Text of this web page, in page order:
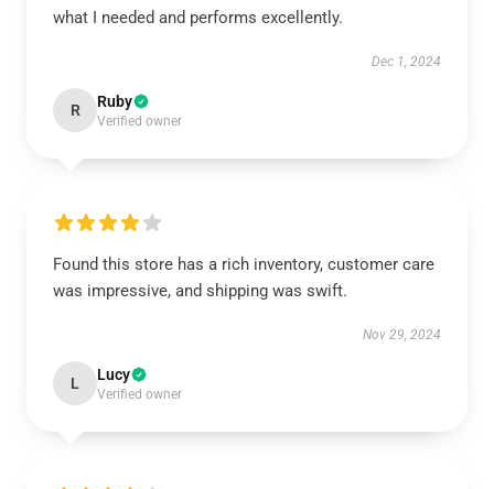
what I needed and performs excellently.
Dec 1, 2024
R Ruby
Verified owner
Found this store has a rich inventory, customer care
was impressive, and shipping was swift.
Nov 29, 2024
L Lucy
Verified owner